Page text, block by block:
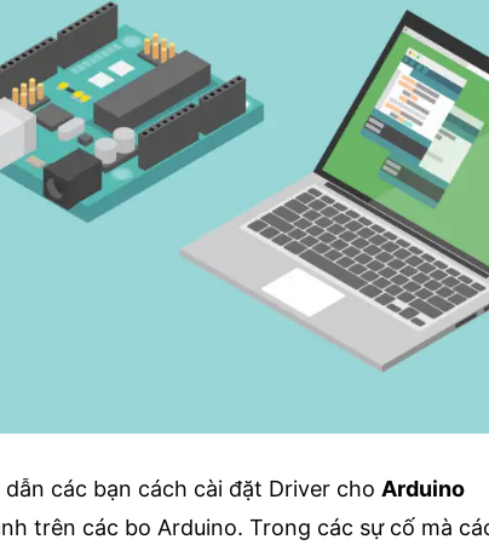
các bạn cách cài đặt Driver cho Arduino
trên các bo Arduino. Trong các sự cố mà